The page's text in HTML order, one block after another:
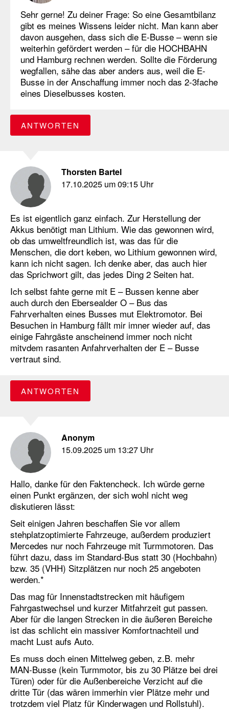
Sehr gerne! Zu deiner Frage: So eine Gesamtbilanz
gibt es meines Wissens leider nicht. Man kann aber
davon ausgehen, dass sich die E-Busse – wenn sie
weiterhin gefördert werden – für die HOCHBAHN
und Hamburg rechnen werden. Sollte die Förderung
wegfallen, sähe das aber anders aus, weil die E-
Busse in der Anschaffung immer noch das 2-3fache
eines Dieselbusses kosten.
ANTWORTEN
Thorsten Bartel
17.10.2025 um 09:15 Uhr
Es ist eigentlich ganz einfach. Zur Herstellung der
Akkus benötigt man Lithium. Wie das gewonnen wird,
ob das umweltfreundlich ist, was das für die
Menschen, die dort keben, wo Lithium gewonnen wird,
kann ich nicht sagen. Ich denke aber, das auch hier
das Sprichwort gilt, das jedes Ding 2 Seiten hat.
Ich selbst fahte gerne mit E – Bussen kenne aber
auch durch den Ebersealder O – Bus das
Fahrverhalten eines Busses mut Elektromotor. Bei
Besuchen in Hamburg fällt mir imner wieder auf, das
einige Fahrgäste anscheinend immer noch nicht
mitvdem rasanten Anfahrverhalten der E – Busse
vertraut sind.
ANTWORTEN
Anonym
15.09.2025 um 13:27 Uhr
Hallo, danke für den Faktencheck. Ich würde gerne
einen Punkt ergänzen, der sich wohl nicht weg
diskutieren lässt:
Seit einigen Jahren beschaffen Sie vor allem
stehplatzoptimierte Fahrzeuge, außerdem produziert
Mercedes nur noch Fahrzeuge mit Turmmotoren. Das
führt dazu, dass im Standard-Bus statt 30 (Hochbahn)
bzw. 35 (VHH) Sitzplätzen nur noch 25 angeboten
werden.*
Das mag für Innenstadtstrecken mit häufigem
Fahrgastwechsel und kurzer Mitfahrzeit gut passen.
Aber für die langen Strecken in die äußeren Bereiche
ist das schlicht ein massiver Komfortnachteil und
macht Lust aufs Auto.
Es muss doch einen Mittelweg geben, z.B. mehr
MAN-Busse (kein Turmmotor, bis zu 30 Plätze bei drei
Türen) oder für die Außenbereiche Verzicht auf die
dritte Tür (das wären immerhin vier Plätze mehr und
trotzdem viel Platz für Kinderwagen und Rollstuhl).